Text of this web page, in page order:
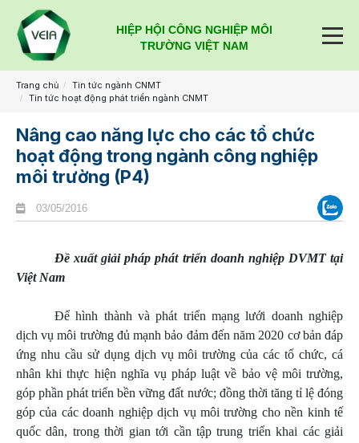
HIỆP HỘI CÔNG NGHIỆP MÔI
TRƯỜNG VIỆT NAM
Trang chủ
Tin tức ngành CNMT
Tin tức hoạt động phát triển ngành CNMT
Nâng cao năng lực cho các tổ chức
hoạt động trong ngành công nghiệp
môi trường (P4)
03/05/2016
Đề xuất giải pháp phát triển doanh nghiệp DVMT tại
Việt Nam
Để hình thành và phát triển mạng lưới doanh nghiệp
dịch vụ môi trường đủ mạnh bảo đảm đến năm 2020 cơ bản đáp
ứng nhu cầu sử dụng dịch vụ môi trường của các tổ chức, cá
nhân khi thực hiện nghĩa vụ pháp luật về bảo vệ môi trường,
góp phần phát triển bền vững đất nước; đồng thời tăng tỉ lệ đóng
góp của các doanh nghiệp dịch vụ môi trường cho nền kinh tế
quốc dân, trong thời gian tới cần tập trung triển khai các giải